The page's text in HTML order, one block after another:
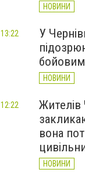
НОВИНИ
У
НОВИНИ
13:22
Жителів
вона
НОВИНИ
12:22